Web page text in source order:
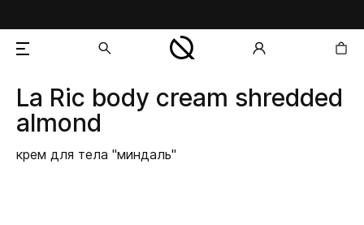
добавлен в корзину
La Ric body cream shredded
almond
крем для тела "миндаль"